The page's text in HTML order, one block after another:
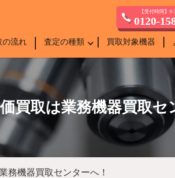
【受付時間】
0120-
の流れ 査定の種類 買取対象機器
買取は業務機器買取セ
務機器買取センターへ！